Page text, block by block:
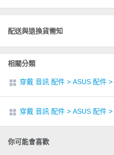
配送與退換貨需知
相關分類
穿戴 音訊 配件 > ASUS 配件 >
穿戴 音訊 配件 > ASUS 配件 >
你可能會喜歡